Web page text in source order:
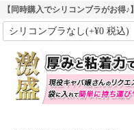
【同時購入でシリコンブラがお得♪】